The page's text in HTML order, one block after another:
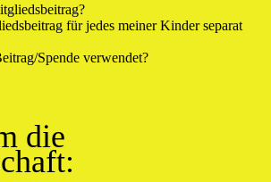
für jedes meiner Kinder separat
Spende verwendet?
die